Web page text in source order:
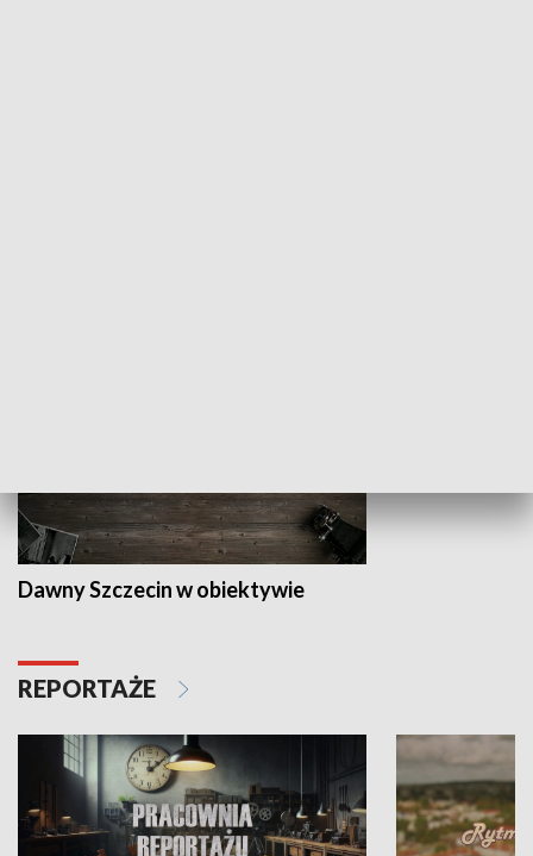
Dawny Szczecin w obiektywie
REPORTAŻE